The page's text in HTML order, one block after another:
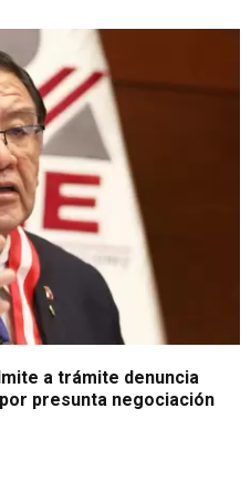
a trámite denuncia
presunta negociación